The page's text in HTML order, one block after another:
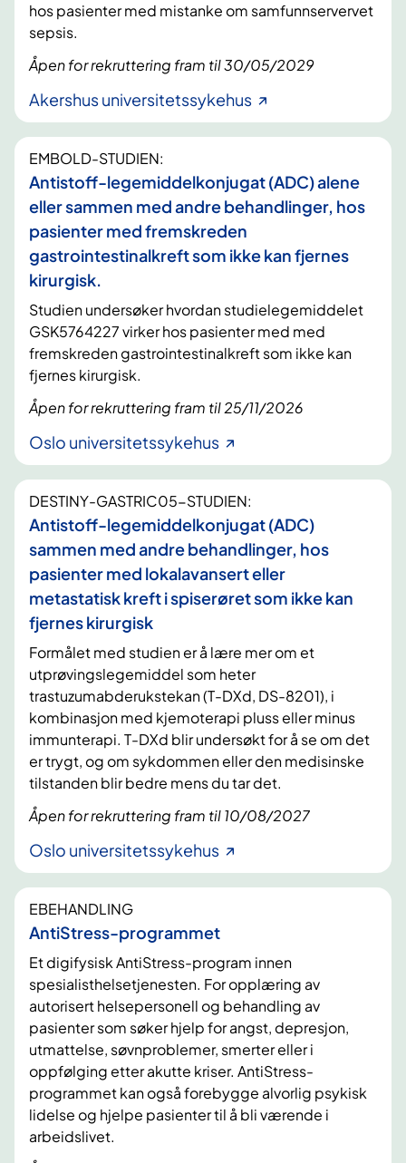
hos pasienter med mistanke om samfunnservervet
sepsis.
Åpen for rekruttering fram til 30/05/2029
Akershus universitetssykehus
EMBOLD-STUDIEN:
Antistoff-legemiddelkonjugat (ADC) alene
eller sammen med andre behandlinger, hos
pasienter med fremskreden
gastrointestinalkreft som ikke kan fjernes
kirurgisk.
Studien undersøker hvordan studielegemiddelet
GSK5764227 virker hos pasienter med med
fremskreden gastrointestinalkreft som ikke kan
fjernes kirurgisk.
Åpen for rekruttering fram til 25/11/2026
Oslo universitetssykehus
DESTINY-GASTRIC05-STUDIEN:
Antistoff-legemiddelkonjugat (ADC)
sammen med andre behandlinger, hos
pasienter med lokalavansert eller
metastatisk kreft i spiserøret som ikke kan
fjernes kirurgisk
Formålet med studien er å lære mer om et
utprøvingslegemiddel som heter
trastuzumabderukstekan (T-DXd, DS-8201), i
kombinasjon med kjemoterapi pluss eller minus
immunterapi. T-DXd blir undersøkt for å se om det
er trygt, og om sykdommen eller den medisinske
tilstanden blir bedre mens du tar det.
Åpen for rekruttering fram til 10/08/2027
Oslo universitetssykehus
EBEHANDLING
AntiStress-programmet
Et digifysisk AntiStress-program innen
spesialisthelsetjenesten. For opplæring av
autorisert helsepersonell og behandling av
pasienter som søker hjelp for angst, depresjon,
utmattelse, søvnproblemer, smerter eller i
oppfølging etter akutte kriser. AntiStress-
programmet kan også forebygge alvorlig psykisk
lidelse og hjelpe pasienter til å bli værende i
arbeidslivet.